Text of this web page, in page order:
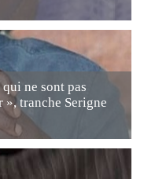
ne sont pas
», tranche Serigne